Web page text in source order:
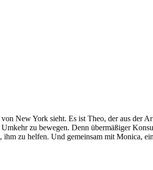
New York sieht. Es ist Theo, der aus der
zu bewegen. Denn übermäßiger
zu helfen. Und gemeinsam mit Monica,